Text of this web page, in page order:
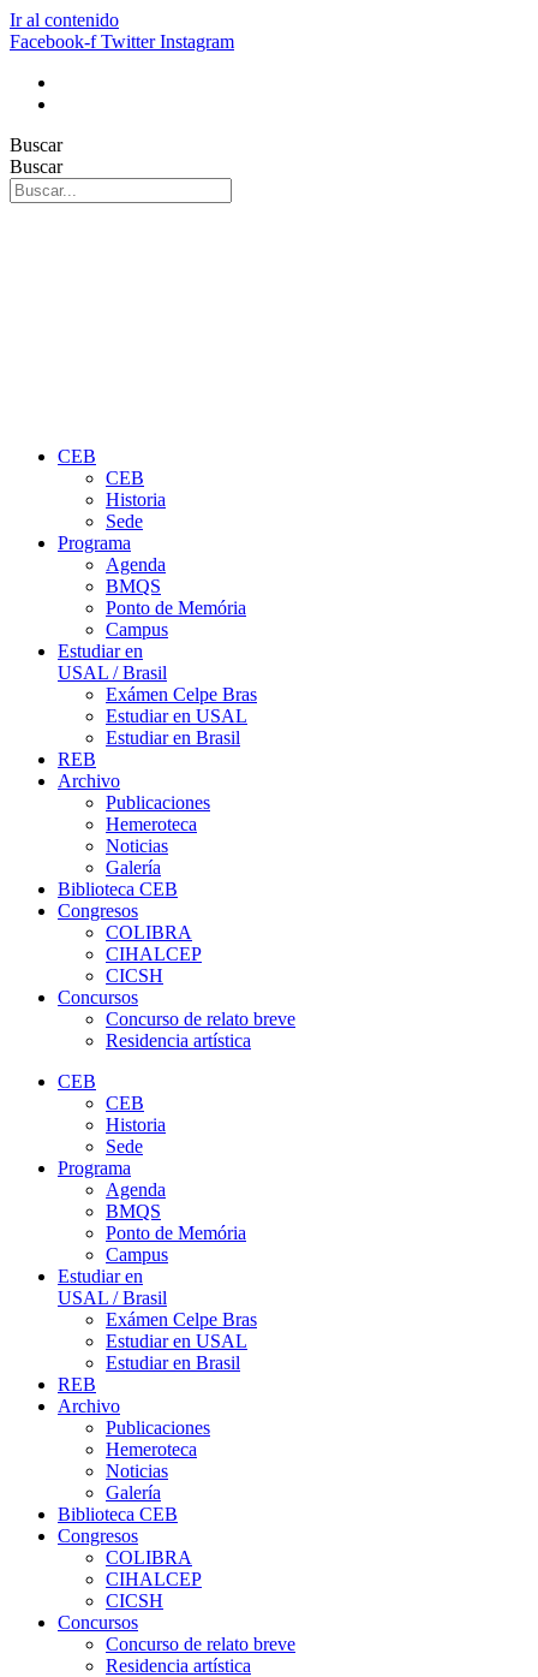
Ir al contenido
Facebook-f Twitter Instagram
Buscar
Buscar
CEB
CEB
Historia
Sede
Programa
Agenda
BMQS
Ponto de Memória
Campus
Estudiar en
USAL / Brasil
Exámen Celpe Bras
Estudiar en USAL
Estudiar en Brasil
REB
Archivo
Publicaciones
Hemeroteca
Noticias
Galería
Biblioteca CEB
Congresos
COLIBRA
CIHALCEP
CICSH
Concursos
Concurso de relato breve
Residencia artística
CEB
CEB
Historia
Sede
Programa
Agenda
BMQS
Ponto de Memória
Campus
Estudiar en
USAL / Brasil
Exámen Celpe Bras
Estudiar en USAL
Estudiar en Brasil
REB
Archivo
Publicaciones
Hemeroteca
Noticias
Galería
Biblioteca CEB
Congresos
COLIBRA
CIHALCEP
CICSH
Concursos
Concurso de relato breve
Residencia artística